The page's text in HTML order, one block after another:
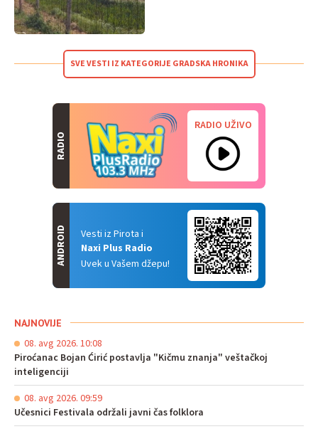
SVE VESTI IZ KATEGORIJE GRADSKA HRONIKA
RADIO
RADIO UŽIVO
Vesti iz Pirota i
Naxi Plus Radio
Uvek u Vašem džepu!
ANDROID
NAJNOVIJE
08. avg 2026. 10:08
Piroćanac Bojan Ćirić postavlja "Kičmu znanja" veštačkoj
inteligenciji
08. avg 2026. 09:59
Učesnici Festivala održali javni čas folklora